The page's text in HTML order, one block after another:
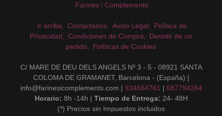
Farines i Complements
Ir arriba Contáctanos Aviso Legal
Política de
Privacidad
Condiciones de Compra
Desistir de un
pedido
Políticas de Cookies
C/ MARE DE DEU DELS ANGELS Nº 3 - 5 - 08921 SANTA
COLOMA DE GRAMANET, Barcelona - (España) |
info@farinesicomplements.com | 934664761 | 687794264
Horario: 8h -14h | Tiempo de Entrega: 24- 48H
(*) Precios sin Impuestos incluidos